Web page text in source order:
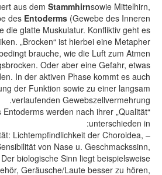
aus dem Stammhirnsowie Mittelhirn,
des Entoderms (Gewebe des Inneren
die glatte Muskulatur. Konfliktiv geht es
„Brocken“ ist hierbei eine Metapher
brauche, wie die Luft zum Atmen
Oder aber eine Gefahr, etwas
In der aktiven Phase kommt es auch
der Funktion sowie zu einer langsam
verlaufenden Gewebszellvermehrung.
werden nach ihrer „Qualität“
unterschieden in:
Lichtempﬁndlichkeit der Choroidea,
von Nase u. Geschmackssinn,
biologische Sinn liegt beispielsweise
Geräusche/Laute besser zu hören,